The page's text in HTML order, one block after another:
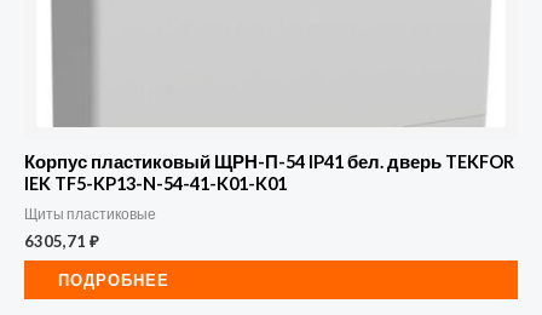
Корпус пластиковый ЩРН-П-54 IP41 бел. дверь TEKFOR
IEK TF5-KP13-N-54-41-K01-K01
Щиты пластиковые
6305,71 ₽
ПОДРОБНЕЕ